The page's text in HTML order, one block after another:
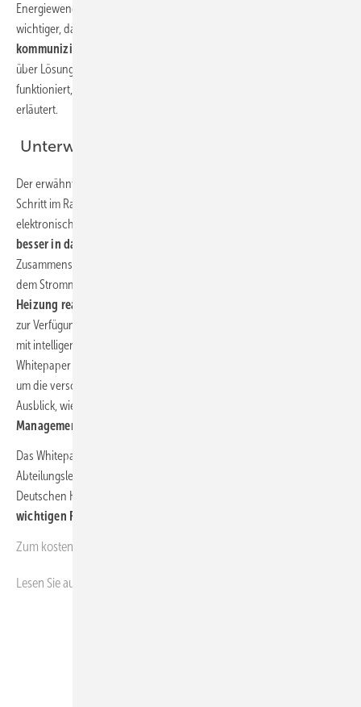
Energiewende eine wichtige Rolle. Denn in Zukunft wird es immer
wichtiger, dass die Heizung
kommunizieren
über Lösungen wie das Home Management System (HEMS)
funktioniert, wird im Whitepaper anhand konkreter Anwendungsfälle
erläutert.
Unterwegs in eine intelligente Zukunft
Der erwähnte Rollout der Smart Meter stellt einen wesentlichen
Schritt im Rahmen der Energiewende dar. Denn die intelligenten
elektronischen Zähler ermöglichen es, dass erneuerbare Energien
besser in das Stromnetz integriert
Zusammenspiel von heimischen Energie-Management-Systemen und
dem Stromnetz soll künftig so gestaltet werden, dass die
Heizung reagieren
zur Verfügung steht. Es wird also immer wichtiger werden, Gebäude
mit intelligenten Energie-Management-Systemen auszustatten. Das
Whitepaper
um die verschiedenen Energieflüsse zu steuern und gibt einen
Ausblick, wie diese durch intelligente,
Management-Systeme
Das Whitepaper schließt mit einem Interview mit Dieter Kehren,
Abteilungsleiter Forum Digitale Heizung beim Bundesverband der
Deutschen Heizungsindustrie (BDH)], und einem Glossar zu
wichtigen Fachbegriffen
Zum kostenlosen
Lesen Sie auch: